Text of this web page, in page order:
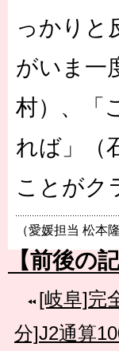
っかりと
がいま一
村）、「
れば」（
ことがク
（愛媛担当 松本
【前後の
[岐阜]完
分]J2通算